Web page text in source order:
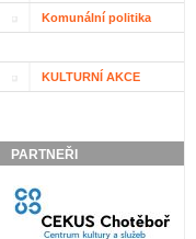
Komunální politika
KULTURNÍ AKCE
PARTNEŘI